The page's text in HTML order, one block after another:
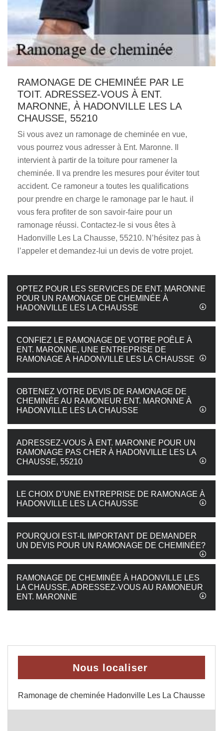
RAMONAGE DE CHEMINÉE PAR LE
TOIT. ADRESSEZ-VOUS À ENT.
MARONNE, À HADONVILLE LES LA
CHAUSSE, 55210
Si vous avez un ramonage de cheminée en vue,
vous pourrez vous adresser à Ent. Maronne. Il
intervient à partir de la toiture pour ramener la
cheminée. Il va prendre les mesures pour éviter tout
accident. Ce ramoneur a toutes les qualifications
pour prendre en charge le ramonage par le haut. il
vous fera profiter de son savoir-faire pour un
ramonage réussi. Contactez-le si vous êtes à
Hadonville Les La Chausse, 55210. N’hésitez pas à
l’appeler et demandez-lui un devis de votre projet.
OPTEZ POUR LES SERVICES DE ENT. MARONNE
POUR UN RAMONAGE DE CHEMINÉE À
HADONVILLE LES LA CHAUSSE
CONFIEZ LE RAMONAGE DE VOTRE POÊLE À
ENT. MARONNE, UNE ENTREPRISE DE
RAMONAGE À HADONVILLE LES LA CHAUSSE
OBTENEZ VOTRE DEVIS DE RAMONAGE DE
CHEMINÉE AU RAMONEUR ENT. MARONNE À
HADONVILLE LES LA CHAUSSE
ADRESSEZ-VOUS À ENT. MARONNE POUR UN
RAMONAGE PAS CHER À HADONVILLE LES LA
CHAUSSE, 55210
LE CHOIX D’UNE ENTREPRISE DE RAMONAGE À
HADONVILLE LES LA CHAUSSE
POURQUOI EST-IL IMPORTANT DE DEMANDER
UN DEVIS POUR UN RAMONAGE DE CHEMINÉE?
RAMONAGE DE CHEMINÉE À HADONVILLE LES
LA CHAUSSE, ADRESSEZ-VOUS AU RAMONEUR
ENT. MARONNE
Nous localiser
Ramonage de cheminée Hadonville Les La Chausse